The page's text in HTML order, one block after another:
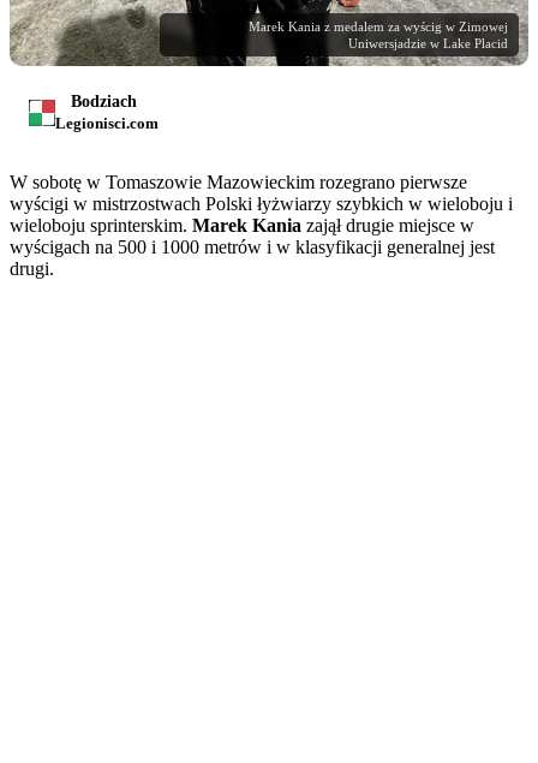
Marek Kania z medalem za wyścig w Zimowej
Uniwersjadzie w Lake Placid
Bodziach
Legionisci.com
W sobotę w Tomaszowie Mazowieckim rozegrano pierwsze
wyścigi w mistrzostwach Polski łyżwiarzy szybkich w wieloboju i
wieloboju sprinterskim. Marek Kania zajął drugie miejsce w
wyścigach na 500 i 1000 metrów i w klasyfikacji generalnej jest
drugi.